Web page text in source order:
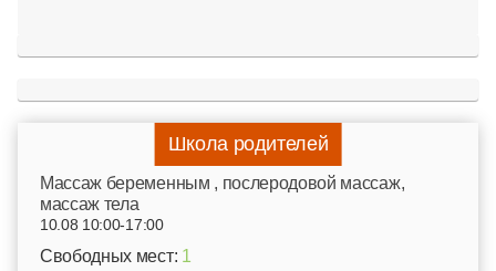
Школа родителей
Mассаж беременным , послеродовой массаж,
массаж тела
10.08 10:00-17:00
Свободных мест: 1